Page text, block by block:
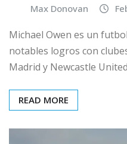
Max Donovan
Michael Owen es un
notables logros con
Madrid y Newcastle
READ MORE